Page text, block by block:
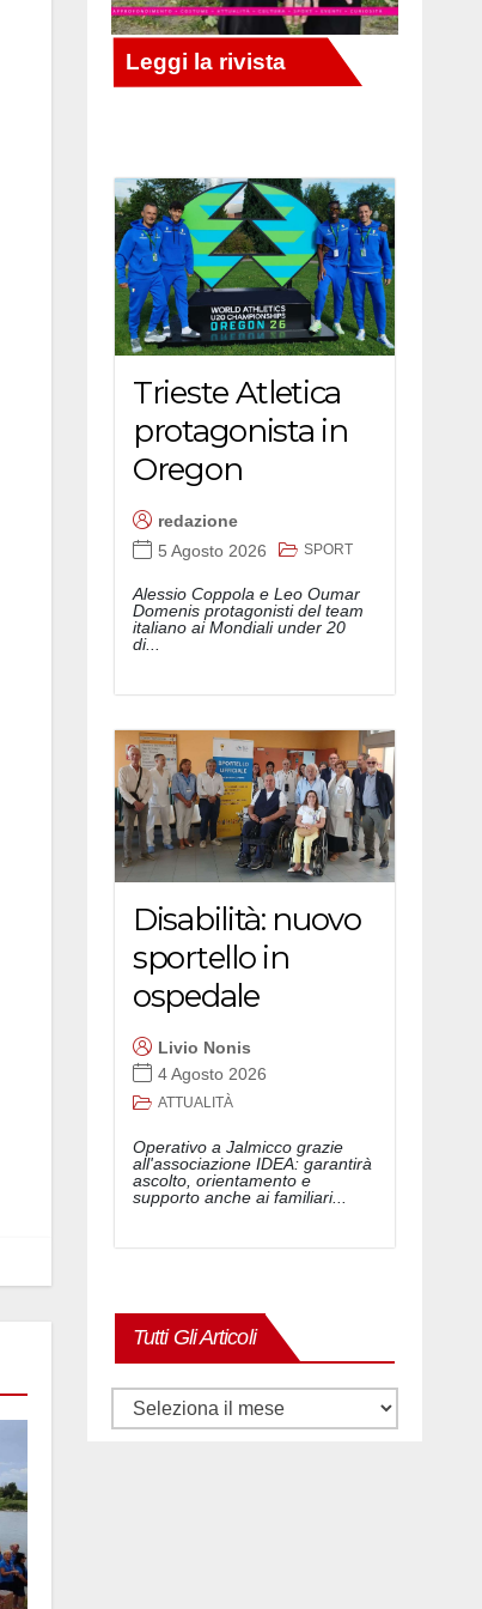
Trieste Atletica
protagonista in
Oregon
redazione
5 Agosto 2026
SPORT
Alessio Coppola e Leo Oumar
Domenis protagonisti del team
italiano ai Mondiali under 20
di...
Disabilità: nuovo
sportello in
ospedale
Livio Nonis
4 Agosto 2026
ATTUALITÀ
Operativo a Jalmicco grazie
all'associazione IDEA: garantirà
ascolto, orientamento e
supporto anche ai familiari...
Tutti Gli Articoli
Tutti